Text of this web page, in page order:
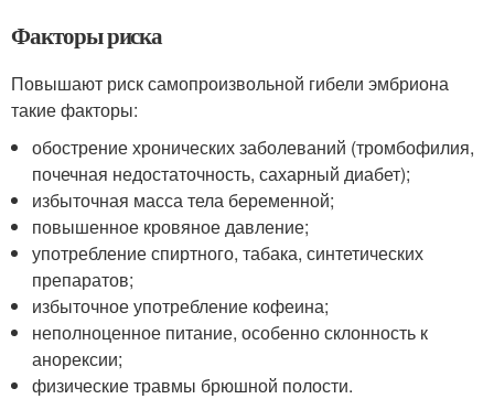
Факторы риска
Повышают риск самопроизвольной гибели эмбриона
такие факторы:
обострение хронических заболеваний (тромбофилия,
почечная недостаточность, сахарный диабет);
избыточная масса тела беременной;
повышенное кровяное давление;
употребление спиртного, табака, синтетических
препаратов;
избыточное употребление кофеина;
неполноценное питание, особенно склонность к
анорексии;
физические травмы брюшной полости.